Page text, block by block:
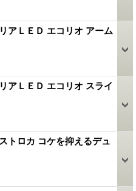
アＬＥＤ エコリオ アーム
アＬＥＤ エコリオ スライ
トロカ コケを抑えるデュ